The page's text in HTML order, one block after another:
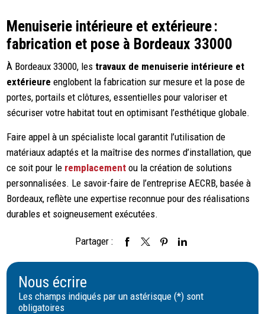
Menuiserie intérieure et extérieure :
fabrication et pose à Bordeaux 33000
À Bordeaux 33000, les travaux de menuiserie intérieure et
extérieure englobent la fabrication sur mesure et la pose de
portes, portails et clôtures, essentielles pour valoriser et
sécuriser votre habitat tout en optimisant l’esthétique globale.
Faire appel à un spécialiste local garantit l’utilisation de
matériaux adaptés et la maîtrise des normes d’installation, que
ce soit pour le remplacement ou la création de solutions
personnalisées. Le savoir-faire de l’entreprise AECRB, basée à
Bordeaux, reflète une expertise reconnue pour des réalisations
durables et soigneusement exécutées.
Partager :
Nous écrire
Les champs indiqués par un astérisque (*) sont
obligatoires